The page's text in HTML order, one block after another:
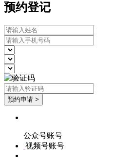
预约登记
公众号账号
视频号账号